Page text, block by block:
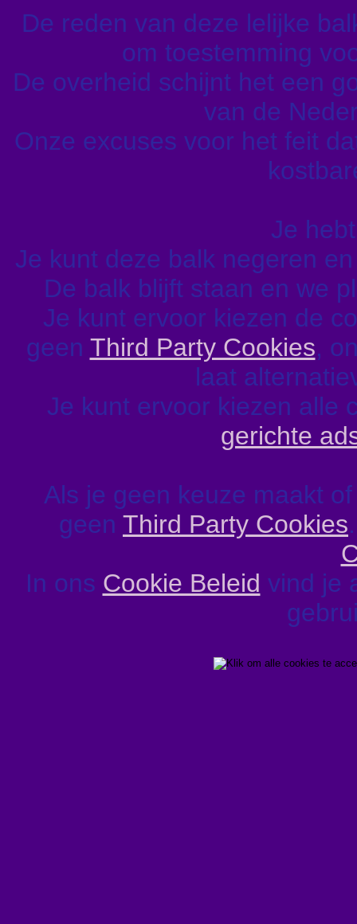
De reden van deze lelijke
om toestemming
De overheid schijnt het een
van de
Onze excuses voor het feit
Je
Je kunt deze balk negeren
De balk blijft staan en we
Je kunt ervoor kiezen de
geen Third Party Cookies,
laat
Je kunt ervoor kiezen alle
gerichte
Als je geen keuze maakt
geen Third Party Cookies
In ons Cookie Beleid vind je